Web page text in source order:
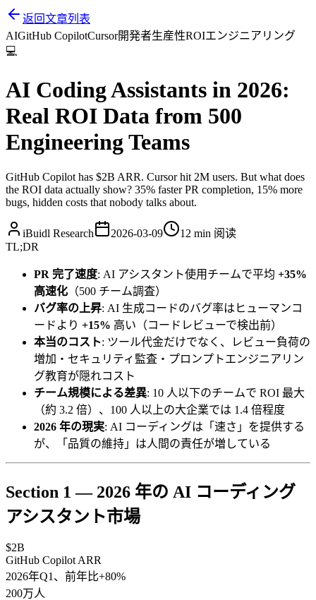
返回文章列表
AIGitHub CopilotCursor開発者生産性ROIエンジニアリング
💻
AI Coding Assistants in 2026:
Real ROI Data from 500
Engineering Teams
GitHub Copilot has $2B ARR. Cursor hit 2M users. But what does
the ROI data actually show? 35% faster PR completion, 15% more
bugs, hidden costs that nobody talks about.
iBuidl Research 2026-03-09 12 min 阅读
TL;DR
PR 完了速度: AI アシスタント使用チームで平均 +35%
高速化 （500 チーム調査）
バグ率の上昇: AI 生成コードのバグ率はヒューマンコ
ードより +15% 高い（コードレビューで検出前）
本当のコスト: ツール代金だけでなく、レビュー負荷の
増加・セキュリティ監査・プロンプトエンジニアリン
グ教育が隠れコスト
チーム規模による差異: 10 人以下のチームで ROI 最大
（約 3.2 倍）、100 人以上の大企業では 1.4 倍程度
2026 年の現実: AI コーディングは「速さ」を提供する
が、「品質の維持」は人間の責任が増している
Section 1 — 2026 年の AI コーディング
アシスタント市場
$2B
GitHub Copilot ARR
2026年Q1、前年比+80%
200万人